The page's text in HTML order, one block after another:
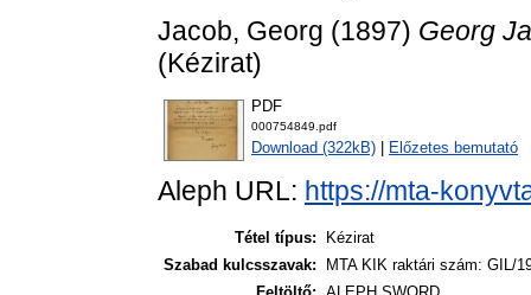
Jacob, Georg (1897) Georg
(Kézirat)
PDF
000754849.pdf
Download (322kB) Előzetes bemutató
Aleph URL: https://mta-
Tétel típus:
Kézirat
Szabad kulcsszavak:
MTA KIK raktári szám: GIL/